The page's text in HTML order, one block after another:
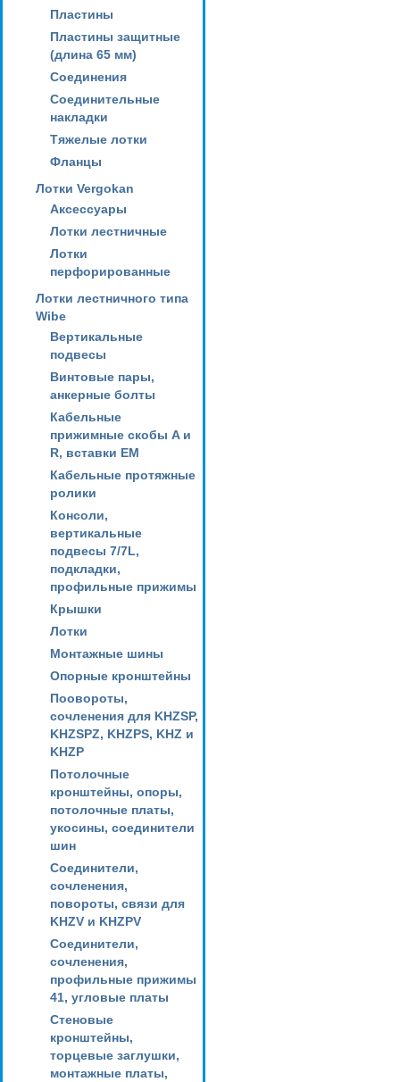
Пластины
Пластины защитные
(длина 65 мм)
Соединения
Соединительные
накладки
Тяжелые лотки
Фланцы
Лотки Vergokan
Аксессуары
Лотки лестничные
Лотки
перфорированные
Лотки лестничного типа
Wibe
Вертикальные
подвесы
Винтовые пары,
анкерные болты
Кабельные
прижимные скобы A и
R, вставки EM
Кабельные протяжные
ролики
Консоли,
вертикальные
подвесы 7/7L,
подкладки,
профильные прижимы
Крышки
Лотки
Монтажные шины
Опорные кронштейны
Поовороты,
сочленения для KHZSP,
KHZSPZ, KHZPS, KHZ и
KHZP
Потолочные
кронштейны, опоры,
потолочные платы,
укосины, соединители
шин
Соединители,
сочленения,
повороты, связи для
KHZV и KHZPV
Соединители,
сочленения,
профильные прижимы
41, угловые платы
Стеновые
кронштейны,
торцевые заглушки,
монтажные платы,